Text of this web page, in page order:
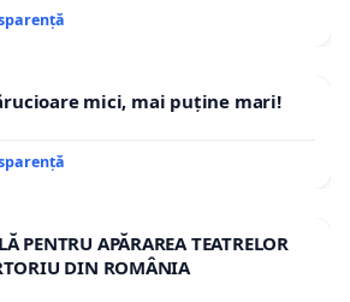
mici, mai puține mari!
PENTRU APĂRAREA TEATRELOR
DIN ROMÂNIA